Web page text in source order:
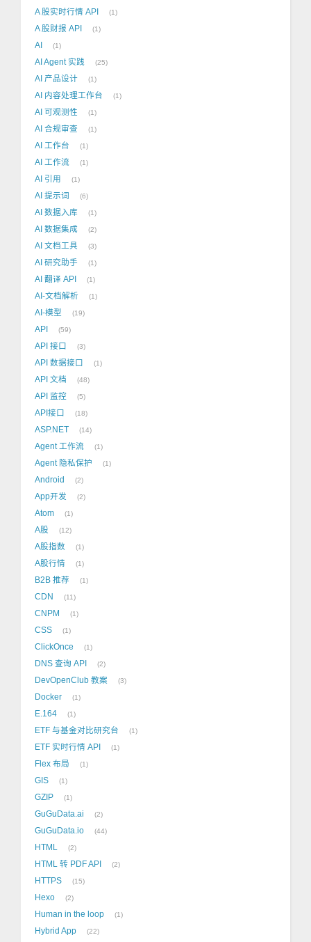
A 股实时行情 API 1
A 股财报 API 1
AI 1
AI Agent 实践 25
AI 产品设计 1
AI 内容处理工作台 1
AI 可观测性 1
AI 合规审查 1
AI 工作台 1
AI 工作流 1
AI 引用 1
AI 提示词 6
AI 数据入库 1
AI 数据集成 2
AI 文档工具 3
AI 研究助手 1
AI 翻译 API 1
AI-文档解析 1
AI-模型 19
API 59
API 接口 3
API 数据接口 1
API 文档 48
API 监控 5
API接口 18
ASP.NET 14
Agent 工作流 1
Agent 隐私保护 1
Android 2
App开发 2
Atom 1
A股 12
A股指数 1
A股行情 1
B2B 推荐 1
CDN 11
CNPM 1
CSS 1
ClickOnce 1
DNS 查询 API 2
DevOpenClub 教案 3
Docker 1
E.164 1
ETF 与基金对比研究台 1
ETF 实时行情 API 1
Flex 布局 1
GIS 1
GZIP 1
GuGuData.ai 2
GuGuData.io 44
HTML 2
HTML 转 PDF API 2
HTTPS 15
Hexo 2
Human in the loop 1
Hybrid App 22